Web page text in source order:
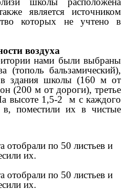
является источником
которых не учтено в
воздуха
нами были выбраны
(тополь бальзамический),
в здания школы (160 м от
(200 м от дороги), третье
высоте 1,5-2 м с каждого
в, поместили их в чистые
отобрали по 50 листьев и
их.
отобрали по 50 листьев и
их.